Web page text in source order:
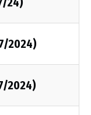
2024)
2024)